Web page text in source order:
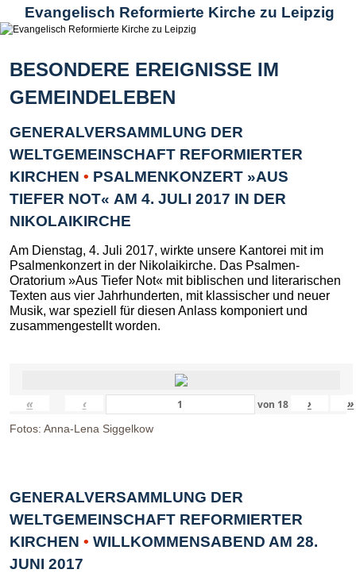
Evangelisch Reformierte Kirche zu Leipzig
BESONDERE EREIGNISSE IM
GEMEINDELEBEN
GENERALVERSAMMLUNG DER
WELTGEMEINSCHAFT REFORMIERTER
KIRCHEN • PSALMENKONZERT »AUS
TIEFER NOT« AM 4. JULI 2017 IN DER
NIKOLAIKIRCHE
Am Dienstag, 4. Juli 2017, wirkte unsere Kantorei mit im
Psalmenkonzert in der Nikolaikirche. Das Psalmen-
Oratorium »Aus Tiefer Not« mit biblischen und literarischen
Texten aus vier Jahrhunderten, mit klassischer und neuer
Musik, war speziell für diesen Anlass komponiert und
zusammengestellt worden.
« ‹ von 18 › »
Fotos: Anna-Lena Siggelkow
GENERALVERSAMMLUNG DER
WELTGEMEINSCHAFT REFORMIERTER
KIRCHEN • WILLKOMMENSABEND AM 28.
JUNI 2017